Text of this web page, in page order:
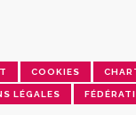
COOKIES
LÉGALES